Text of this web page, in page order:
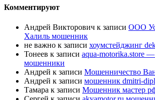
Комментируют
Андрей Викторович к записи ООО
Халиль мошенник
не важно к записи хоумстейджинг
Тонеев к записи aqua-
мошенники
Андрей к записи Мошенничество
Андрей к записи мошенник dmitri-
Тамара к записи Мошенник мастер